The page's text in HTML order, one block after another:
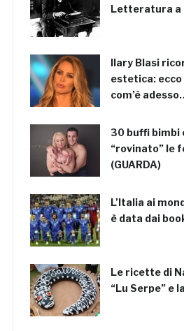
Letteratura a
Ilary Blasi
estetica:
com’è
30 buffi bimbi
“rovinato” le
(GUARDA)
L’Italia ai
è data dai
Le ricette di
“Lu Serpe” e